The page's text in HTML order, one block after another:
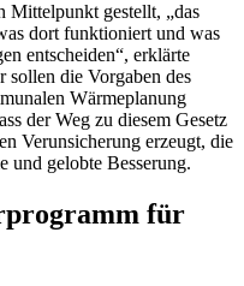
Mittelpunkt gestellt, „das
dort funktioniert und was
entscheiden“, erklärte
sollen die Vorgaben des
Wärmeplanung
der Weg zu diesem Gesetz
Verunsicherung erzeugt, die
und gelobte Besserung.
für